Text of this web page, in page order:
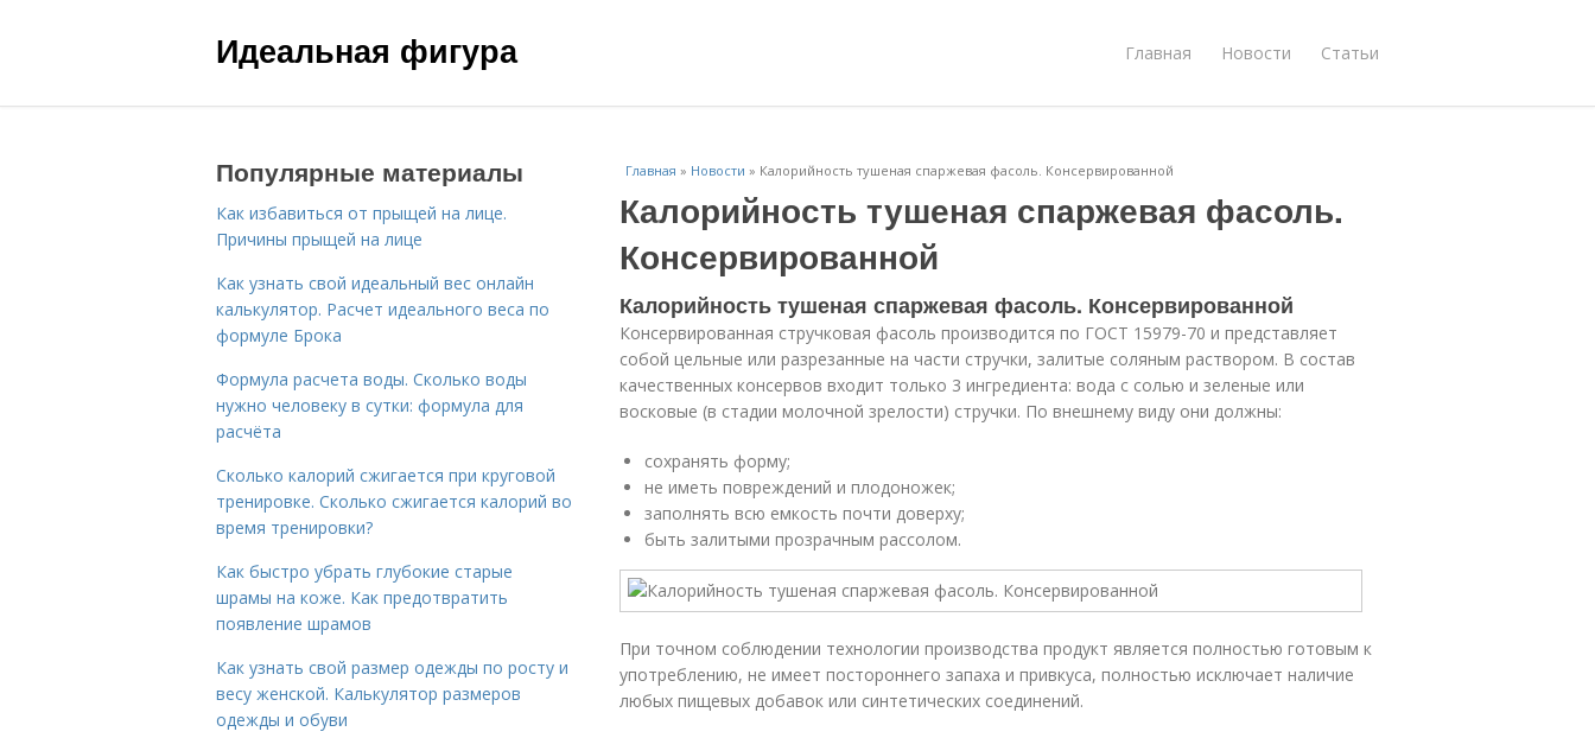
Идеальная фигура Главная Новости Статьи
Главная » Новости » Калорийность тушеная спаржевая фасоль. Консервированной
Калорийность тушеная спаржевая фасоль.
Консервированной
Калорийность тушеная спаржевая фасоль. Консервированной
Консервированная стручковая фасоль производится по ГОСТ 15979-70 и представляет
собой цельные или разрезанные на части стручки, залитые соляным раствором. В состав
качественных консервов входит только 3 ингредиента: вода с солью и зеленые или
восковые (в стадии молочной зрелости) стручки. По внешнему виду они должны:
сохранять форму;
не иметь повреждений и плодоножек;
заполнять всю емкость почти доверху;
быть залитыми прозрачным рассолом.
При точном соблюдении технологии производства продукт является полностью готовым к
употреблению, не имеет постороннего запаха и привкуса, полностью исключает наличие
любых пищевых добавок или синтетических соединений.
Популярные материалы
Как избавиться от прыщей на лице.
Причины прыщей на лице
Как узнать свой идеальный вес онлайн
калькулятор. Расчет идеального веса по
формуле Брока
Формула расчета воды. Сколько воды
нужно человеку в сутки: формула для
расчёта
Сколько калорий сжигается при круговой
тренировке. Сколько сжигается калорий во
время тренировки?
Как быстро убрать глубокие старые
шрамы на коже. Как предотвратить
появление шрамов
Как узнать свой размер одежды по росту и
весу женской. Калькулятор размеров
одежды и обуви